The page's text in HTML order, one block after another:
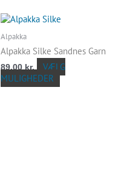
Alpakka
Alpakka Silke Sandnes Garn
89,00kr.
VÆLG
MULIGHEDER
Dette
flere
varianter.
Mulighederne
kan